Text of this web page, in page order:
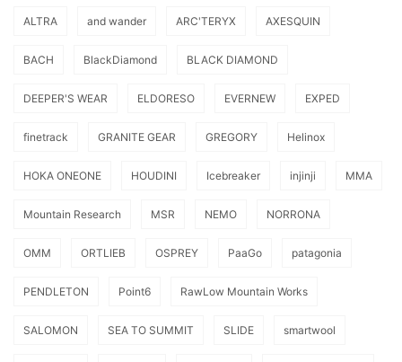
ALTRA and wander ARC'TERYX AXESQUIN
BACH BlackDiamond BLACK DIAMOND
DEEPER'S WEAR ELDORESO EVERNEW EXPED
finetrack GRANITE GEAR GREGORY Helinox
HOKA ONEONE HOUDINI Icebreaker injinji MMA
Mountain Research MSR NEMO NORRONA
OMM ORTLIEB OSPREY PaaGo patagonia
PENDLETON Point6 RawLow Mountain Works
SALOMON SEA TO SUMMIT SLIDE smartwool